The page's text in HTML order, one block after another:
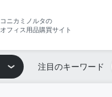
コニカミノルタの
オフィス用品購買サイト
注目のキーワード